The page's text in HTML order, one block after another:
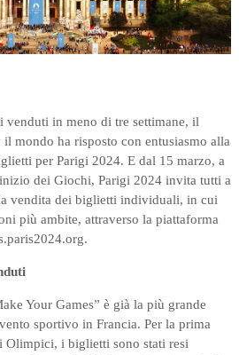
in meno di tre settimane, il
mondo ha risposto con entusiasmo alla
per Parigi 2024. E dal 15 marzo, a
dei Giochi, Parigi 2024 invita tutti a
vendita dei biglietti individuali, in cui
più ambite, attraverso la piattaforma
Your Games” è già la più grande
sportivo in Francia. Per la prima
Olimpici, i biglietti sono stati resi